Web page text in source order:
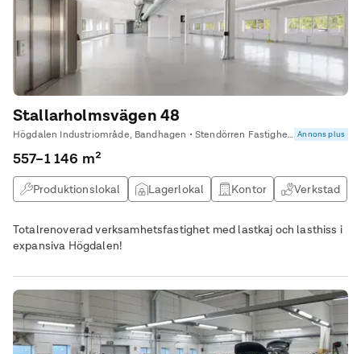
Stallarholmsvägen 48
Högdalen Industriområde, Bandhagen • Stendörren Fastigheter AB Annons plus
557–1 146 m²
Produktionslokal Lagerlokal Kontor Verkstad
Totalrenoverad verksamhetsfastighet med lastkaj och lasthiss i
expansiva Högdalen!